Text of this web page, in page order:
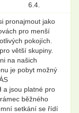
6.4.
pronajmout jako
pro menší
pokojích.
větší skupiny.
na našich
je pobyt možný
a jsou platné pro
běžného
setkání se řídí